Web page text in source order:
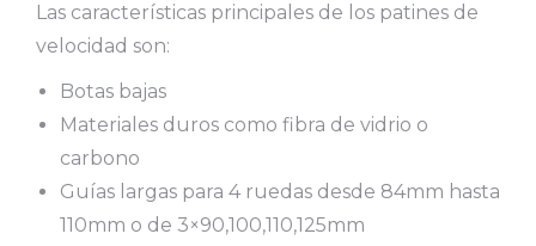
Las características principales de los patines de
velocidad son:
Botas bajas
Materiales duros como fibra de vidrio o
carbono
Guías largas para 4 ruedas desde 84mm hasta
110mm o de 3×90,100,110,125mm